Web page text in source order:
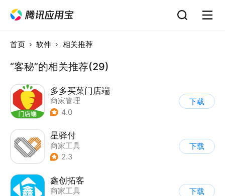
首页 软件 相关推荐
“客秘”的相关推荐(29)
多多买菜门店端
商家管理
4.0
下载
星驿付
商家工具
2.3
下载
鑫创拓客
商家工具
下载